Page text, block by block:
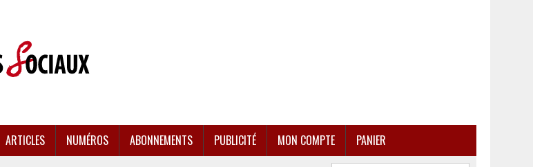
ARTICLES NUMÉROS ABONNEMENTS PUBLICITÉ MON COMPTE PANIER